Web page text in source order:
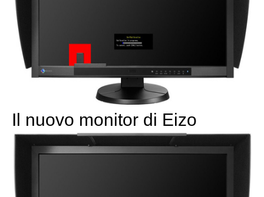
Il nuovo monitor di Eizo